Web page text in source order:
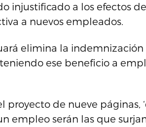
injustificado a los efectos
a nuevos empleados.
elimina la
ese beneficio a
de nueve páginas,
empleo serán las que